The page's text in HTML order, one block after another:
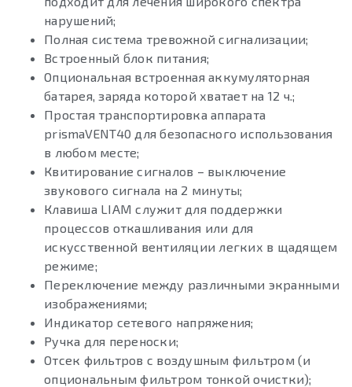
нарушений;
Полная система тревожной сигнализации;
Встроенный блок питания;
Опциональная встроенная аккумуляторная
батарея, заряда которой хватает на 12 ч.;
Простая транспортировка аппарата
prismaVENT40 для безопасного использования
в любом месте;
Квитирование сигналов – выключение
звукового сигнала на 2 минуты;
Клавиша LIAM служит для поддержки
процессов откашливания или для
искусственной вентиляции легких в щадящем
режиме;
Переключение между различными экранными
изображениями;
Индикатор сетевого напряжения;
Ручка для переноски;
Отсек фильтров с воздушным фильтром (и
опциональным фильтром тонкой очистки);